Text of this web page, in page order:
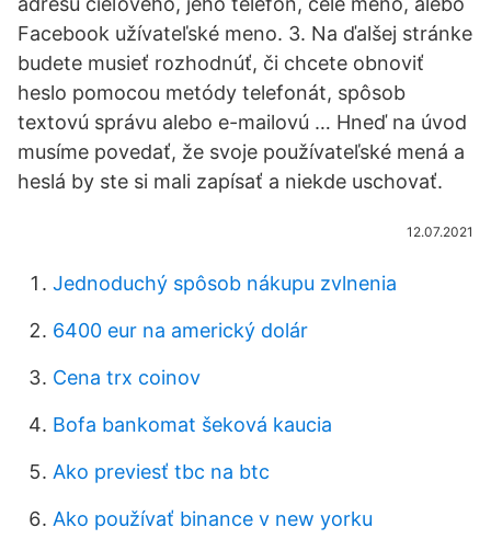
Facebook užívateľské meno. 3. Na ďalšej stránke
budete musieť rozhodnúť, či chcete obnoviť
heslo pomocou metódy telefonát, spôsob
textovú správu alebo e-mailovú … Hneď na úvod
musíme povedať, že svoje používateľské mená a
heslá by ste si mali zapísať a niekde uschovať.
12.07.2021
Jednoduchý spôsob nákupu zvlnenia
6400 eur na americký dolár
Cena trx coinov
Bofa bankomat šeková kaucia
Ako previesť tbc na btc
Ako používať binance v new yorku